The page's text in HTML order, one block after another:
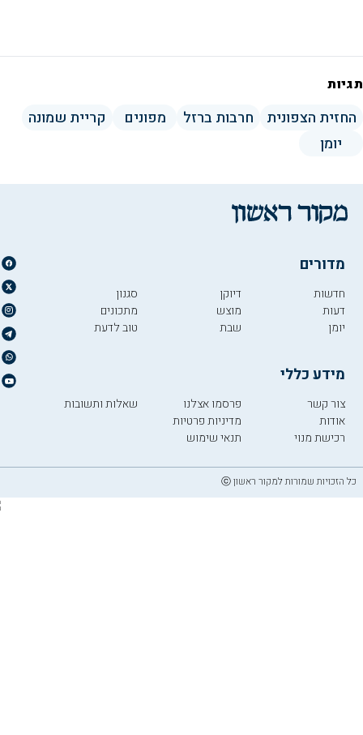
תגיות
החזית הצפונית חרבות ברזל מפונים
קריית שמונה
יומן
מדורים
חדשות
דעות
יומן
דיוקן
מוצש
שבת
סגנון
מתכונים
טוב לדעת
מידע כללי
צור קשר
אודות
רכישת מנוי
פרסמו אצלנו
מדיניות פרטיות
תנאי שימוש
שאלות ותשובות
כל הזכויות שמורות למקור ראשון ⓒ